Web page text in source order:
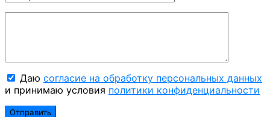
Даю согласие на обработку персональных данных
и принимаю условия политики конфиденциальности